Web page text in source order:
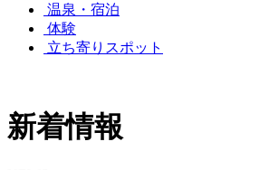
温泉・宿泊
体験
立ち寄りスポット
新着情報